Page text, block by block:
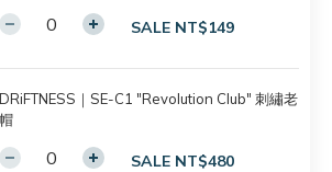
SALE NT$149
DRiFTNESS｜SE-C1 "Revolution Club" 刺繡老
帽
SALE NT$480